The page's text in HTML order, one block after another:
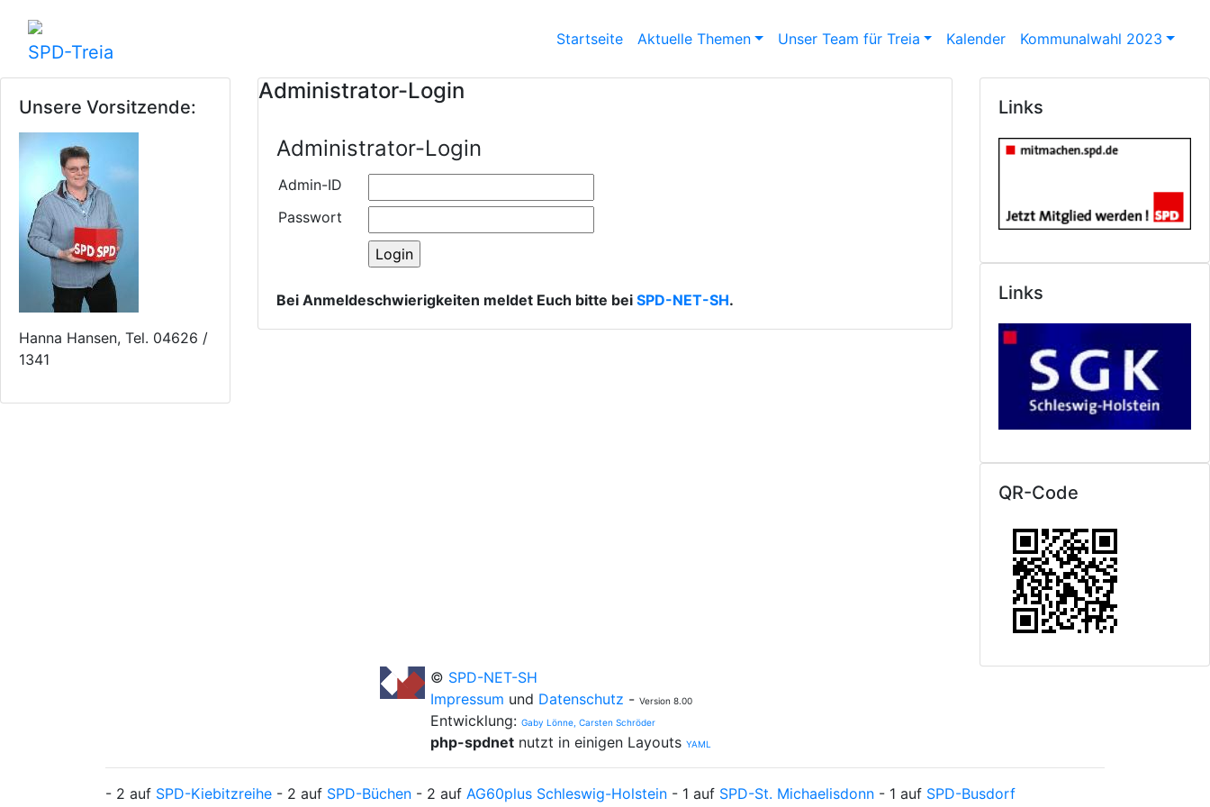
SPD-Treia
Startseite Aktuelle Themen Unser Team für Treia Kalender Kommunalwahl 2023
Unsere Vorsitzende:
Hanna Hansen, Tel. 04626 /
1341
Administrator-Login
Administrator-Login
Admin-ID
Passwort
Bei Anmeldeschwierigkeiten meldet Euch bitte beiSPD-NET-SH.
Links
Links
QR-Code
© SPD-NET-SH
Impressum und Datenschutz - Version 8.00
Entwicklung: Gaby Lönne, Carsten Schröder
php-spdnet nutzt in einigen Layouts YAML
- 2 auf SPD-Kiebitzreihe - 2 auf SPD-Büchen - 2 auf AG60plus Schleswig-Holstein - 1 auf SPD-St. Michaelisdonn - 1 auf SPD-Busdorf